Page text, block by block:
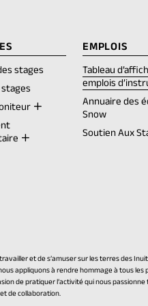
stages
EMPLOIS
Tableau
emplois
Annuaire des
Snow
Soutien Aux
et de s’amuser sur les terres des
appliquons à rendre hommage à tous
de pratiquer l’activité qui nous
de collaboration.